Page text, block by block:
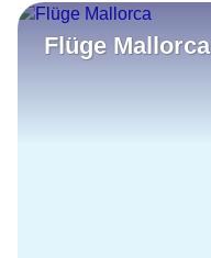
Flüge Mallorca